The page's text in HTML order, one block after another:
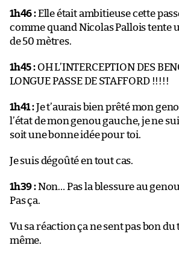
1h46 :Elle était ambitieuse cette
comme quand Nicolas Pallois tente
de 50 mètres.
1h45 :OH L’INTERCEPTION DES
LONGUE PASSE DE STAFFORD !!!!!
1h41 :Je t’aurais bien prêté mon
l’état de mon genou gauche, je ne
soit une bonne idée pour toi.
Je suis dégoûté en tout cas.
1h39 :Non… Pas la blessure au
Pas ça.
Vu sa réaction ça ne sent pas bon du
même.